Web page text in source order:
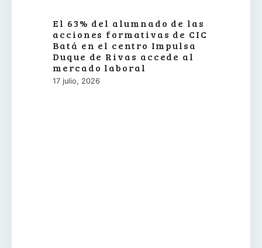
El 63% del alumnado de las
acciones formativas de CIC
Batá en el centro Impulsa
Duque de Rivas accede al
mercado laboral
17 julio, 2026